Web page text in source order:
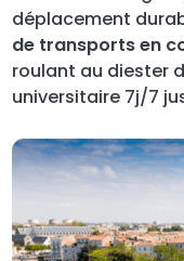
déplacement
de transports en
roulant au diester
universitaire 7j/7